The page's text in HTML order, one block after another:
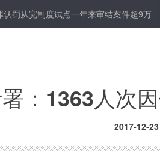
制度试点一年来审结案件超9万 审计
：1363人次
2017-12-